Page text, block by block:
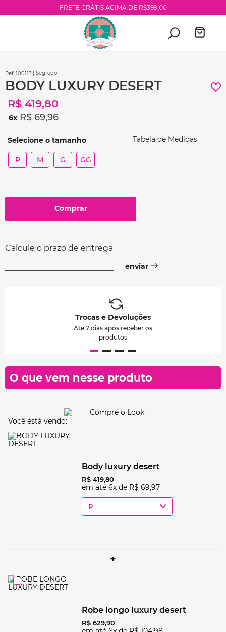
FRETE GRÁTIS ACIMA DE R$399,00
: 100113 | Segredo
BODY LUXURY DESERT
R$ 419,80
6 R$ 69,96
P M G GG
Tabela de Medidas
Comprar
Calcule o prazo de entrega
Trocas e Devoluções
Até 7 dias após receber os
produtos
O que vem nesse produto
Você está vendo:
body luxury desert
R$ 419,80
em até 6x de R$ 69,97
P
+
robe longo luxury desert
R$ 629,90